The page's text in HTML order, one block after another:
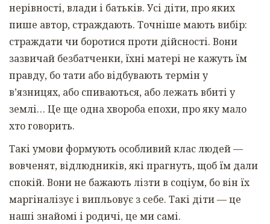
нерівності, влади і батьків. Усі діти, про яких
пише автор, страждають. Точніше мають вибір:
страждати чи боротися проти дійсності. Вони
зазвичай безбатченки, їхні матері не кажуть їм
правду, бо тати або відбувають термін у
вʼязницях, або спиваються, або лежать вбиті у
землі… Це ще одна хвороба епохи, про яку мало
хто говорить.
Такі умови формують особливий клас людей —
вовченят, відлюдників, які прагнуть, щоб їм дали
спокій. Вони не бажають лізти в соціум, бо він їх
маргіналізує і випльовує з себе. Такі діти — це
наші знайомі і родичі, це ми самі.